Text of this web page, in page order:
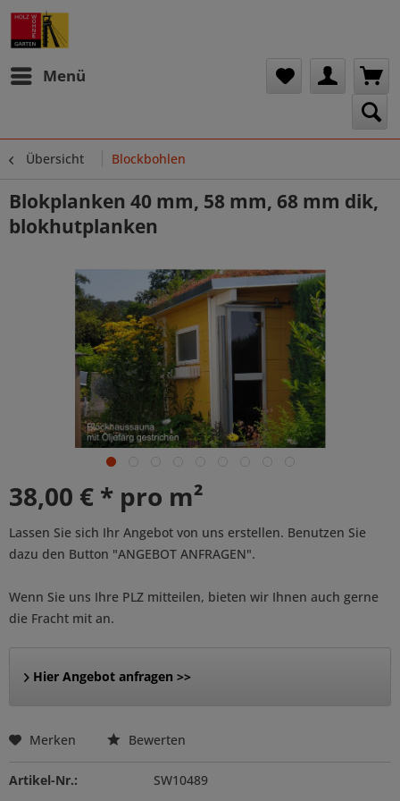
Menü
Übersicht Blockbohlen
Blokplanken 40 mm, 58 mm, 68 mm dik,
blokhutplanken
38,00 € * pro m²
Lassen Sie sich Ihr Angebot von uns erstellen. Benutzen Sie
dazu den Button "ANGEBOT ANFRAGEN".
Wenn Sie uns Ihre PLZ mitteilen, bieten wir Ihnen auch gerne
die Fracht mit an.
Hier Angebot anfragen >>
Merken Bewerten
Artikel-Nr.: SW10489